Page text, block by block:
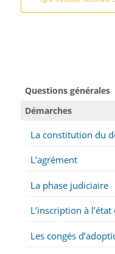
Questions générales
Démarches
La constitution du
L’agrément
La phase judiciaire
L’inscription à l’état
Les congés